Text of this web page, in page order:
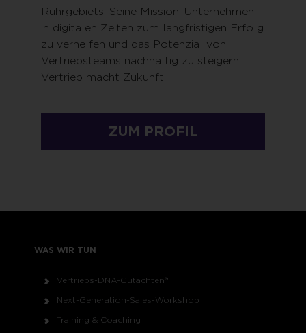
Ruhrgebiets. Seine Mission: Unternehmen
in digitalen Zeiten zum langfristigen Erfolg
zu verhelfen und das Potenzial von
Vertriebsteams nachhaltig zu steigern.
Vertrieb macht Zukunft!
ZUM PROFIL
WAS WIR TUN
Vertriebs-DNA-Gutachten®
Next-Generation-Sales-Workshop
Training & Coaching